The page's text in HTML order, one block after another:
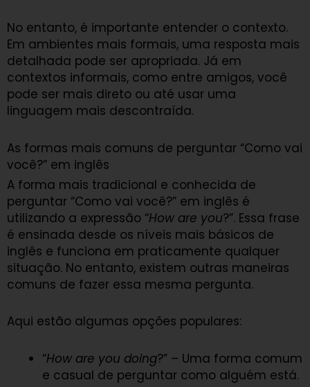
No entanto, é importante entender o contexto.
Em ambientes mais formais, uma resposta mais
detalhada pode ser apropriada. Já em
contextos informais, como entre amigos, você
pode ser mais direto ou até usar uma
linguagem mais descontraída.
As formas mais comuns de perguntar “Como vai
você?” em inglês
A forma mais tradicional e conhecida de
perguntar “Como vai você?” em inglês é
utilizando a expressão “How are you?”. Essa frase
é ensinada desde os níveis mais básicos de
inglês e funciona em praticamente qualquer
situação. No entanto, existem outras maneiras
comuns de fazer essa mesma pergunta.
Aqui estão algumas opções populares:
“How are you doing?” – Uma forma comum
e casual de perguntar como alguém está.